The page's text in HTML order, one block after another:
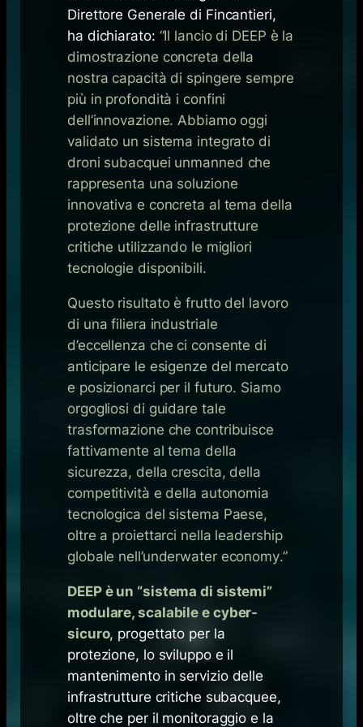
Direttore Generale di Fincantieri,
ha dichiarato: “Il lancio di DEEP è la
dimostrazione concreta della
nostra capacità di spingere sempre
più in profondità i confini
dell’innovazione. Abbiamo oggi
validato un sistema integrato di
droni subacquei unmanned che
rappresenta una soluzione
innovativa e concreta al tema della
protezione delle infrastrutture
critiche utilizzando le migliori
tecnologie disponibili.
Questo risultato è frutto del lavoro
di una filiera industriale
d’eccellenza che ci consente di
anticipare le esigenze del mercato
e posizionarci per il futuro. Siamo
orgogliosi di guidare tale
trasformazione che contribuisce
fattivamente al tema della
sicurezza, della crescita, della
competitività e della autonomia
tecnologica del sistema Paese,
oltre a proiettarci nella leadership
globale nell’underwater economy.”
DEEP è un “sistema di sistemi”
modulare, scalabile e cyber-
sicuro, progettato per la
protezione, lo sviluppo e il
mantenimento in servizio delle
infrastrutture critiche subacquee,
oltre che per il monitoraggio e la